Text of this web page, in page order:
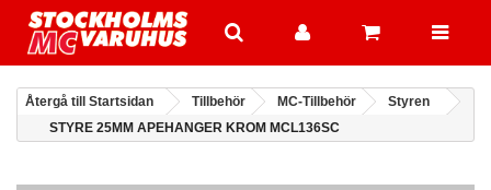
Återgå till Startsidan Tillbehör MC-Tillbehör
Styren
STYRE 25MM APEHANGER KROM MCL136SC